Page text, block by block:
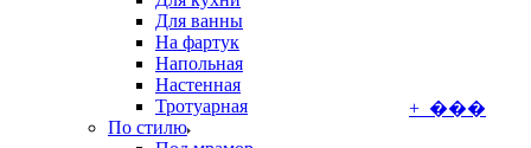
Для ванны
На фартук
Напольная
Настенная
Тротуарная
По стилю
+ ���